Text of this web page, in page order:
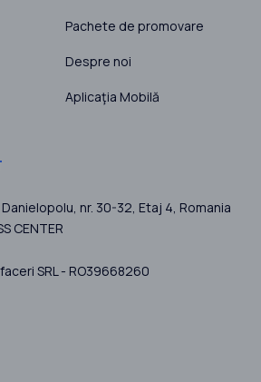
Pachete de promovare
Despre noi
Aplicaţia Mobilă
Danielopolu, nr. 30-32, Etaj 4, Romania
CENTER
SRL - RO39668260